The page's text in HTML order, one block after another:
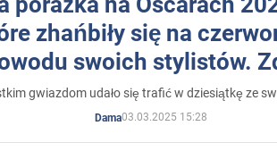
zhańbiły się na
swoich stylistów.
gwiazdom udało się trafić w dziesiątkę ze
Dama03.03.2025 15:28